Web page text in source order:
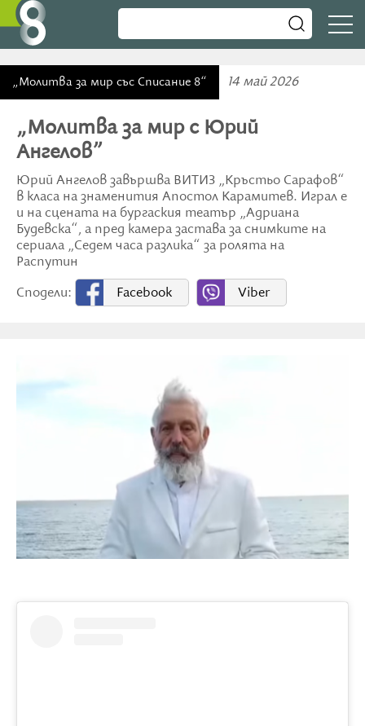
„Молитва за мир със Списание 8“ 14 май 2026
„Молитва за мир с Юрий
Ангелов”
Юрий Ангелов завършва ВИТИЗ „Кръстьо Сарафов“
в класа на знаменития Апостол Карамитев. Играл е
и на сцената на бургаския театър „Адриана
Будевска“, а пред камера застава за снимките на
сериала „Седем часа разлика“ за ролята на
Распутин
Сподели:
Facebook Viber